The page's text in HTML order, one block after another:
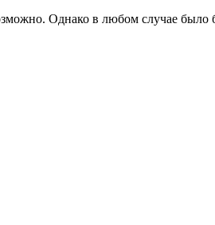
Однако в любом случае